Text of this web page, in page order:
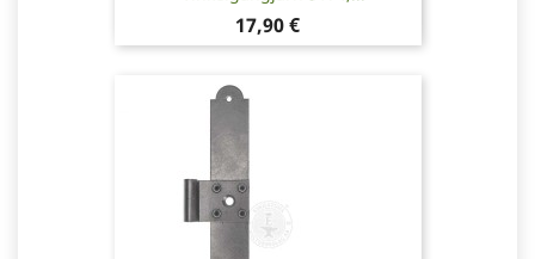
Pris
17,90 €